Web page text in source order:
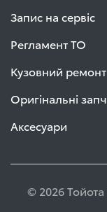
Запис на сервіс
Регламент ТО
Кузовний ремонт
Оригінальні
Аксесуари
© 2026 Тойота